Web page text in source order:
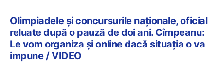
Olimpiadele și concursurile naționale, oficial
reluate după o pauză de doi ani. Cîmpeanu:
Le vom organiza și online dacă situația o va
impune / VIDEO